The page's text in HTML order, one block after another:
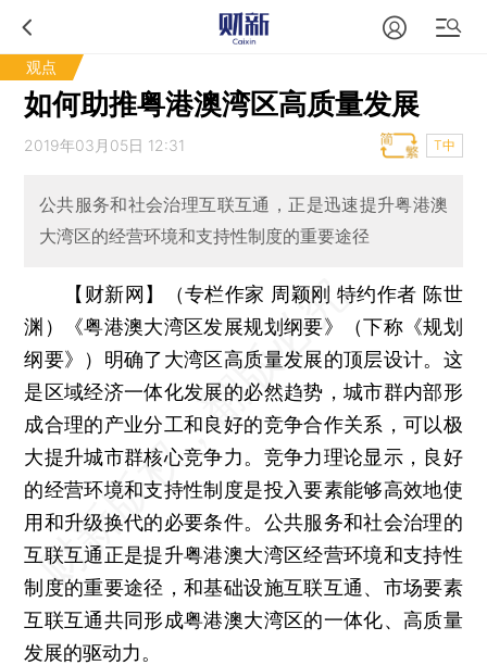
观点
如何助推粤港澳湾区高质量发展
2019年03月05日 12:31 T中
公共服务和社会治理互联互通，正是迅速提升粤港澳
大湾区的经营环境和支持性制度的重要途径
【财新网】（专栏作家 周颖刚 特约作者 陈世
渊）
《粤港澳大湾区发展规划纲要》（下称《规划
纲要》）明确了大湾区高质量发展的顶层设计。这
是区域经济一体化发展的必然趋势，城市群内部形
成合理的产业分工和良好的竞争合作关系，可以极
大提升城市群核心竞争力。竞争力理论显示，良好
的经营环境和支持性制度是投入要素能够高效地使
用和升级换代的必要条件。公共服务和社会治理的
互联互通正是提升粤港澳大湾区经营环境和支持性
制度的重要途径，和基础设施互联互通、市场要素
互联互通共同形成粤港澳大湾区的一体化、高质量
发展的驱动力。